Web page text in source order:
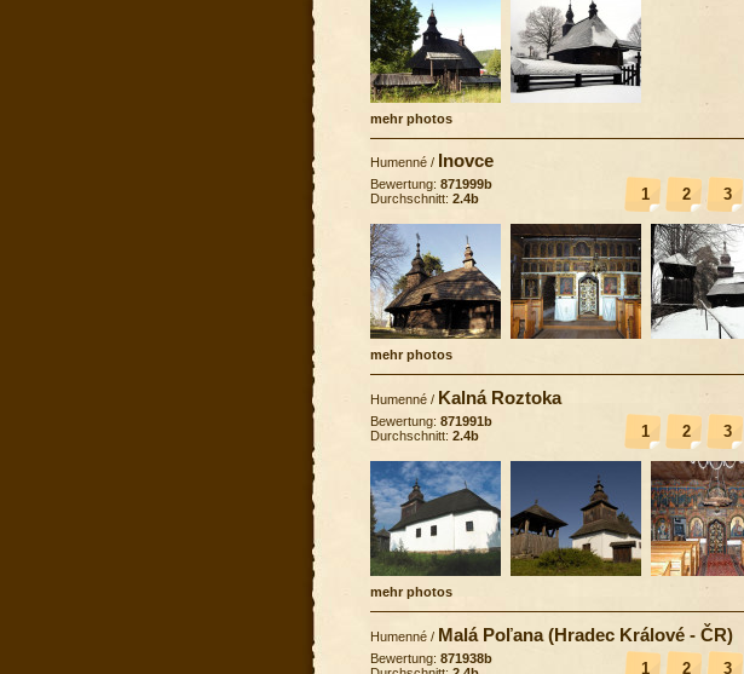
mehr photos
Humenné / Inovce
1 2 3
Bewertung: 871999b
Durchschnitt: 2.4b
mehr photos
Humenné / Kalná Roztoka
1 2 3
Bewertung: 871991b
Durchschnitt: 2.4b
mehr photos
Humenné / Malá Poľana (Hradec Králové - ČR)
1 2 3
Bewertung: 871938b